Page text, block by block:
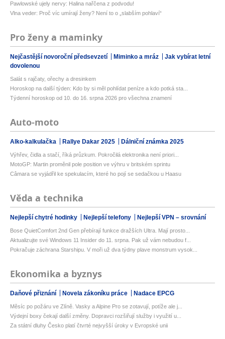
Pawlowské ujely nervy: Halina nařčena z podvodu!
Vlna veder: Proč víc umírají ženy? Není to o „slabším pohlaví“
Pro ženy a maminky
Nejčastější novoroční předsevzetí Miminko a mráz
Jak vybírat letní
dovolenou
Salát s rajčaty, ořechy a dresinkem
Horoskop na další týden: Kdo by si měl pohlídat peníze a kdo potká sta...
Týdenní horoskop od 10. do 16. srpna 2026 pro všechna znamení
Auto-moto
Alko-kalkulačka Rallye Dakar 2025 Dálniční známka 2025
Výhřev, čidla a stačí, říká průzkum. Pokročilá elektronika není priori...
MotoGP: Martin proměnil pole position ve výhru v britském sprintu
Câmara se vyjádřil ke spekulacím, které ho pojí se sedačkou u Haasu
Věda a technika
Nejlepší chytré hodinky Nejlepší telefony Nejlepší VPN – srovnání
Bose QuietComfort 2nd Gen přebírají funkce dražších Ultra. Mají prosto...
Aktualizujte své Windows 11 Insider do 11. srpna. Pak už vám nebudou f...
Pokračuje záchrana Starshipu. V moři už dva týdny plave monstrum vysok...
Ekonomika a byznys
Daňové přiznání Novela zákoníku práce Nadace EPCG
Měsíc po požáru ve Zlíně. Vasky a Alpine Pro se zotavují, potíže ale j...
Výdejní boxy čekají další změny. Dopravci rozšiřují služby i využití u...
Za státní dluhy Česko platí čtvrté nejvyšší úroky v Evropské unii